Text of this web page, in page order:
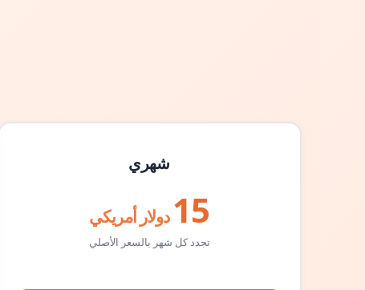
شهري
15 دولار أمريكي
تجدد كل شهر بالسعر الأصلي